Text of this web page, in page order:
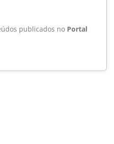
publicados no Portal